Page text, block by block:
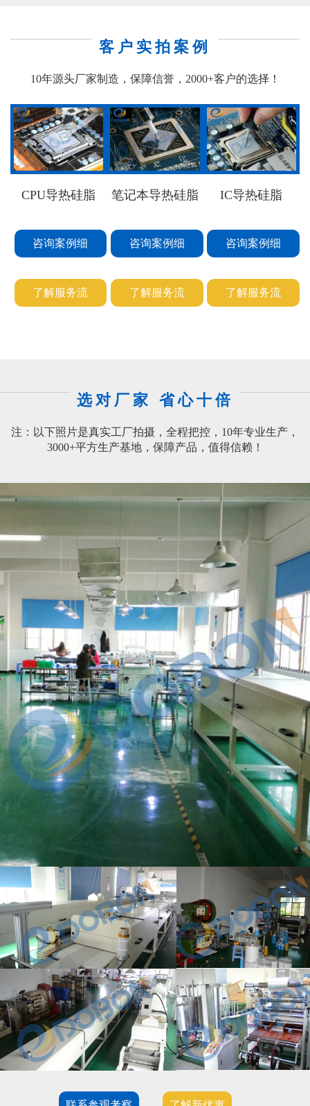
客户实拍案例
10年源头厂家制造，保障信誉，2000+客户的选择！
CPU导热硅脂
咨询案例细
了解服务流
笔记本导热硅脂
咨询案例细
了解服务流
IC导热硅脂
咨询案例细
了解服务流
选对厂家 省心十倍
注：以下照片是真实工厂拍摄，全程把控，10年专业生产，
3000+平方生产基地，保障产品，值得信赖！